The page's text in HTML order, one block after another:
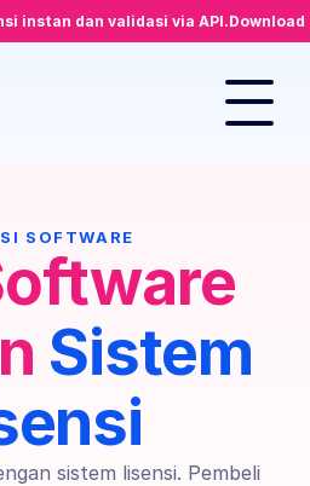
instan dan validasi via API.
SOFTWARE
Sistem
sistem lisensi. Pembeli